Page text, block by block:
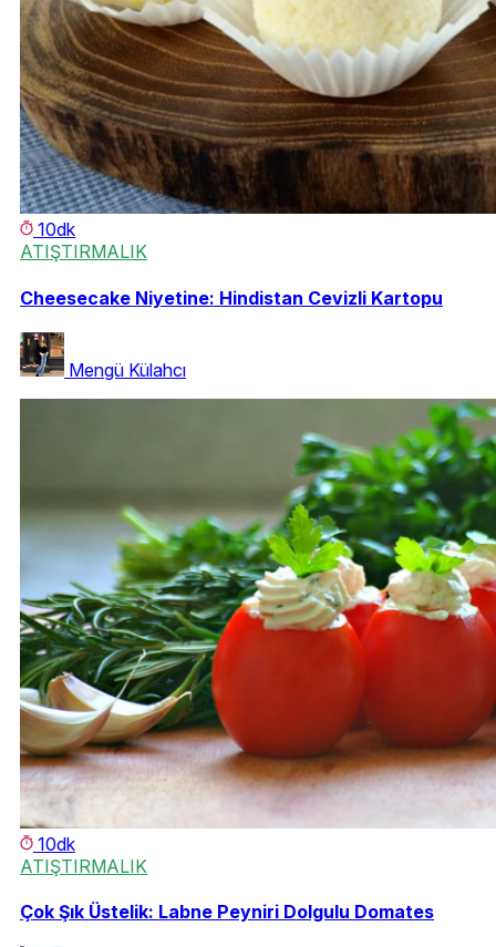
10dk
ATIŞTIRMALIK
Cheesecake Niyetine: Hindistan Cevizli Kartopu
Mengü Külahcı
10dk
ATIŞTIRMALIK
Çok Şık Üstelik: Labne Peyniri Dolgulu Domates